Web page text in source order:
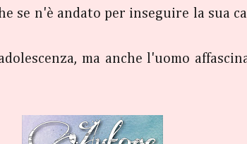
se n'è andato per inseguire la sua
ma anche l'uomo